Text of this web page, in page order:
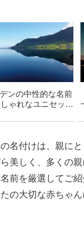
ンの中性的な名前
ゃれなユニセック
名付けは、親に
美しく、多くの
前を厳選してご
の大切な赤ちゃ